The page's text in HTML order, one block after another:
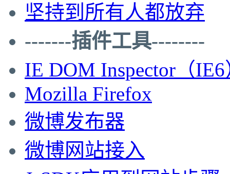
坚持到所有人都放弃
-------插件工具--------
IE DOM Inspector（
Mozilla Firefox
微博发布器
微博网站接入